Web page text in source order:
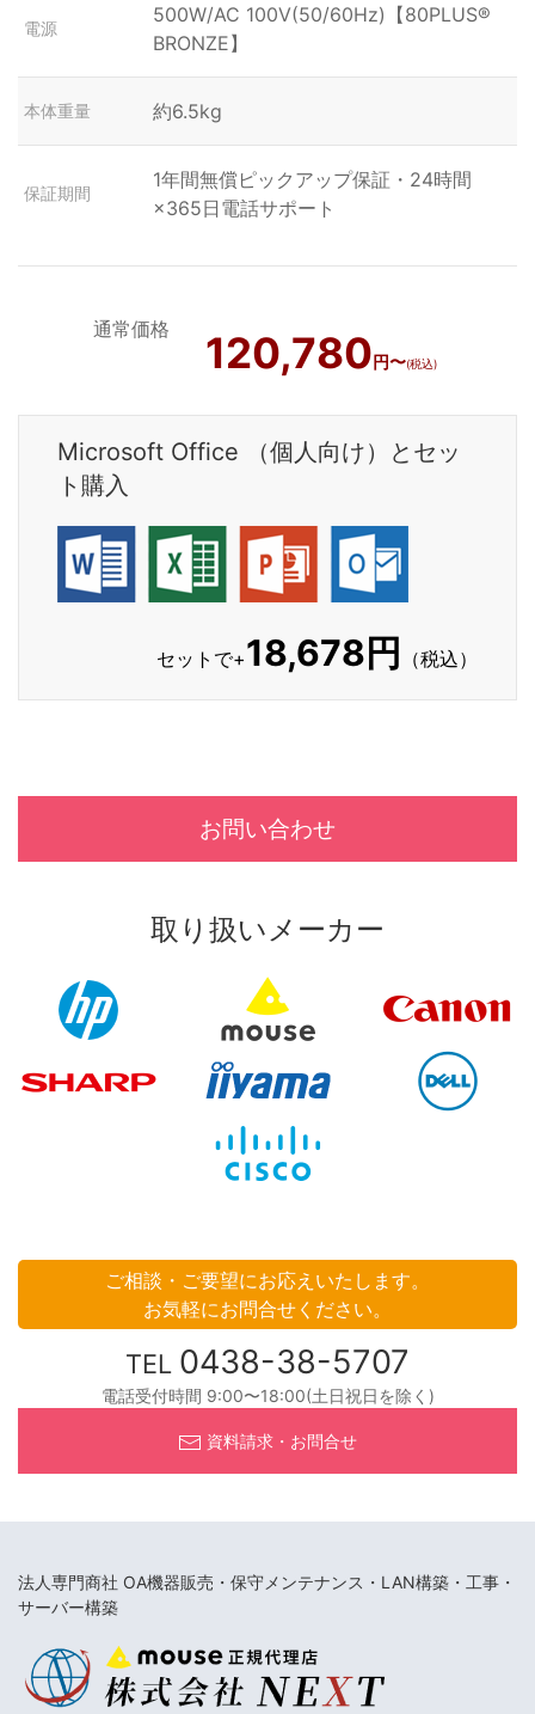
電源
500W/AC 100V(50/60Hz)【80PLUS®
BRONZE】
本体重量 約6.5kg
保証期間
1年間無償ピックアップ保証・24時間
×365日電話サポート
通常価格 120,780円〜(税込)
Microsoft Office （個人向け）とセッ
ト購入
セットで+18,678円 （税込）
お問い合わせ
取り扱いメーカー
ご相談・ご要望にお応えいたします。
お気軽にお問合せください。
TEL 0438-38-5707
電話受付時間 9:00〜18:00(土日祝日を除く)
資料請求・お問合せ
法人専門商社 OA機器販売・保守メンテナンス・LAN構築・工事・
サーバー構築